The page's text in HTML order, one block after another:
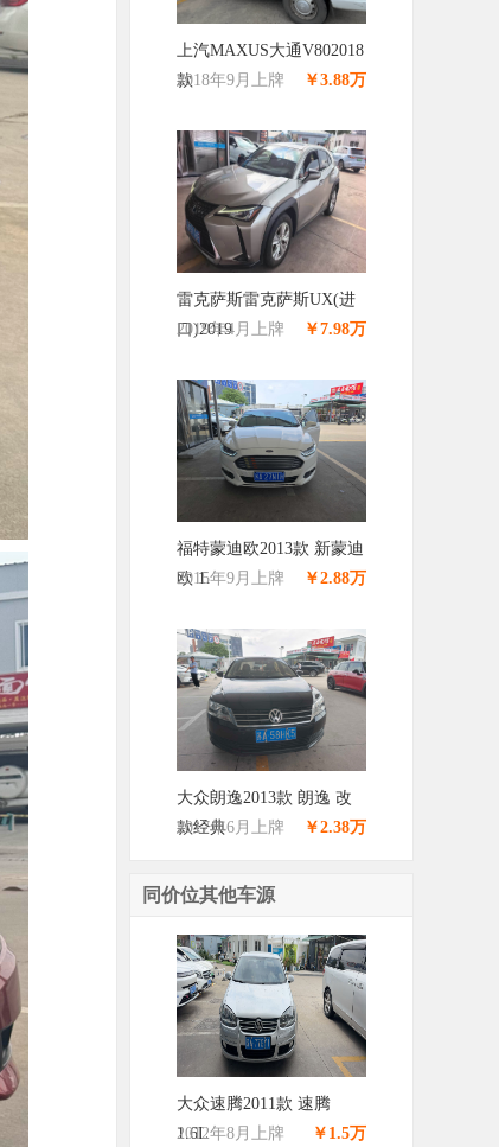
上汽MAXUS大通V802018
款
￥3.88万
2018年9月上牌
雷克萨斯雷克萨斯UX(进
口)2019
￥7.98万
2019年4月上牌
福特蒙迪欧2013款 新蒙迪
欧 1.
￥2.88万
2015年9月上牌
大众朗逸2013款 朗逸 改
款经典
￥2.38万
2017年6月上牌
同价位其他车源
大众速腾2011款 速腾
1.6L
￥1.5万
2012年8月上牌